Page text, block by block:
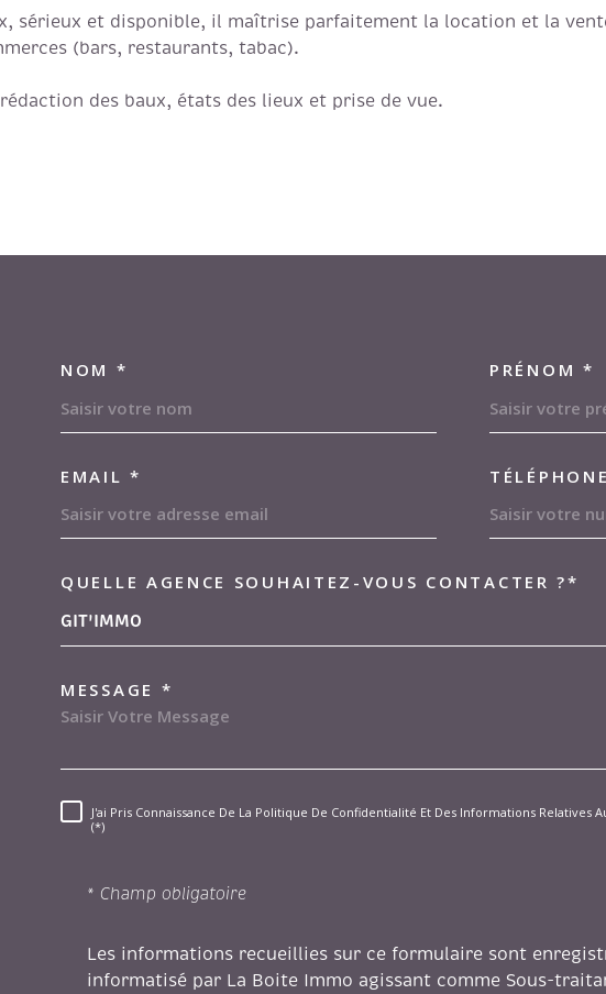
sérieux et disponible, il maîtrise parfaitement la location et la
(bars, restaurants, tabac).
des baux, états des lieux et prise de vue.
04.91.13.44.97
transac-loc@gitimmo.fr
NOM * PRÉNOM *
EMAIL *
TRAD_MELTEM_VOREDEMANDE
QUELLE AGENCE SOUHAITEZ-VOUS CONTACTER ?*
GIT'IMMO
MESSAGE *
RÈGLEMENTATION
J'ai Pris Connaissance De La Politique De Confidentialité Et Des Informations Relatives
(*)
* Champ obligatoire
Les informations recueillies sur ce formulaire sont
informatisé par La Boite Immo agissant comme Sous-